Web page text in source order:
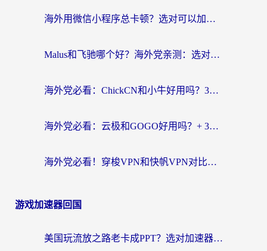
海外用微信小程序总卡顿？选对可以加速微信小程序的加速器就够了（含老挝可用&Mac端推荐）
Malus和飞驰哪个好？海外党亲测：选对回国加速器才能无缝刷剧玩国服
海外党必看：ChickCN和小牛好用吗？3招教你选对回国加速器无缝刷国内资源
海外党必看：云极和GOGO好用吗？+ 3步选对回国加速器，流畅看CCTV5海外直播
海外党必看！穿梭VPN和快帆VPN对比哪个回国效果更好？——3款冷门加速器实测+终极选择建议
游戏加速器回国
美国玩流放之路老卡成PPT？选对加速器比啥都重要（附欧洲全球玩家实测推荐）